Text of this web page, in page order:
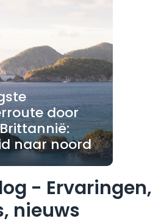
door
naar noord
- Ervaringen,
nieuws